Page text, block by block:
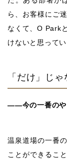
ら、お客様にご
なくて、O Park
けないと思ってい
「だけ」じ
――今の一番のや
温泉道場の一番
ことができるこ